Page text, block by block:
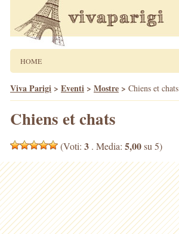
HOME
Viva Parigi > Eventi > Mostre > Chiens et chats
Chiens et chats
(Voti: 3 . Media: 5,00su 5)